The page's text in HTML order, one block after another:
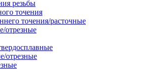
резьбы
точения
точения/расточные
отрезные
отрезные